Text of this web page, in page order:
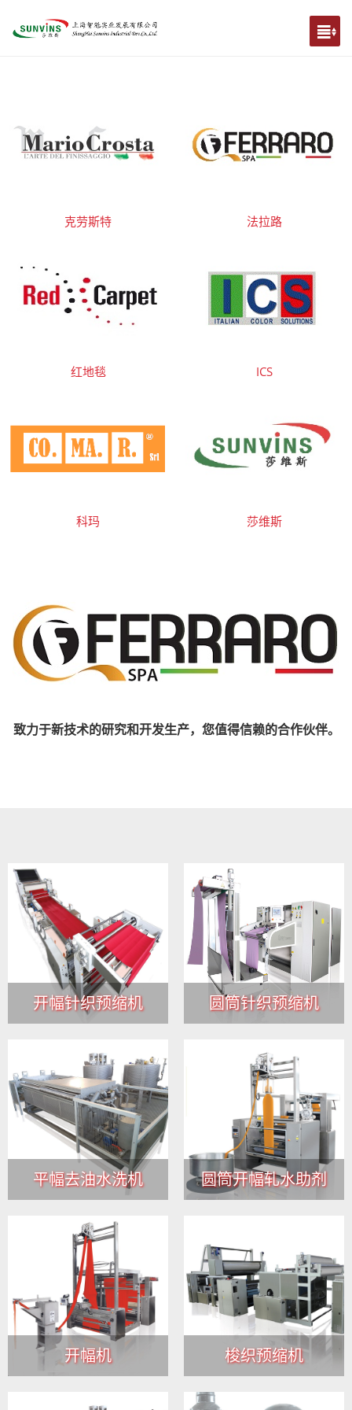
克劳斯特 法拉路
红地毯 ICS
科玛 莎维斯
致力于新技术的研究和开发生产，您值得信赖的合作伙伴。
开幅针织预缩机 圆筒针织预缩机
平幅去油水洗机 圆筒开幅轧水助剂
开幅机 梭织预缩机